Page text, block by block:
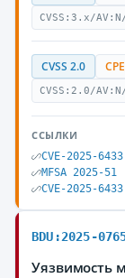
CVSS:3.x/
CVSS 2.0
CVSS:2.0/
ССЫЛКИ
CVE-2025-6433
MFSA 2025-51
CVE-2025-6433
BDU:2025-
Уязвимость